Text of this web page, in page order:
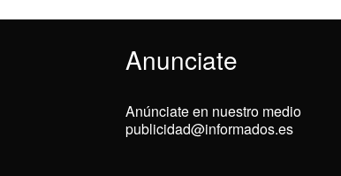
Anunciate
Anúnciate en nuestro medio
publicidad@informados.es